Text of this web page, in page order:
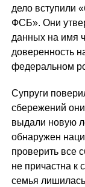
дело вступили
ФСБ». Они
данных на имя
доверенность
федеральном
Супруги
сбережений
выдали новую
обнаружен
проверить все
не причастна к
семья